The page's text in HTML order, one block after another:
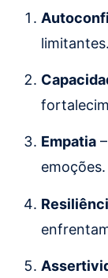
limitantes.
Empatia
emoções.